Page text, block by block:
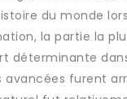
du monde
la partie la
déterminante
avancées furent